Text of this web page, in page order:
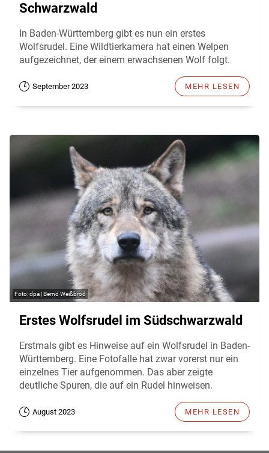
Schwarzwald
In Baden-Württemberg gibt es nun ein erstes
Wolfsrudel. Eine Wildtierkamera hat einen Welpen
aufgezeichnet, der einem erwachsenen Wolf folgt.
September 2023 MEHR LESEN
dpa | Bernd Weißbrod
Erstes Wolfsrudel im Südschwarzwald
Erstmals gibt es Hinweise auf ein Wolfsrudel in Baden-
Württemberg. Eine Fotofalle hat zwar vorerst nur ein
einzelnes Tier aufgenommen. Das aber zeigte
deutliche Spuren, die auf ein Rudel hinweisen.
August 2023 MEHR LESEN